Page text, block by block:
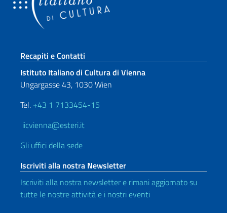
Sezione footer
Recapiti e Contatti
Istituto Italiano di Cultura di Vienna
Ungargasse 43, 1030 Wien
Tel. +43 1 7133454-15
iicvienna@esteri.it
Gli uffici della sede
Iscriviti alla nostra Newsletter
Iscriviti alla nostra newsletter e rimani aggiornato su
tutte le nostre attività e i nostri eventi